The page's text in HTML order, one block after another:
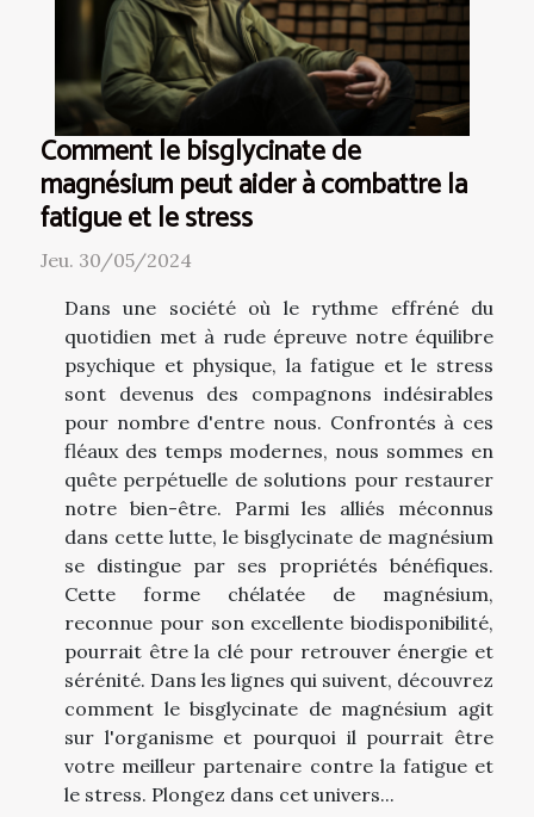
Comment le bisglycinate de
magnésium peut aider à combattre la
fatigue et le stress
Jeu. 30/05/2024
Dans une société où le rythme effréné du
quotidien met à rude épreuve notre équilibre
psychique et physique, la fatigue et le stress
sont devenus des compagnons indésirables
pour nombre d'entre nous. Confrontés à ces
fléaux des temps modernes, nous sommes en
quête perpétuelle de solutions pour restaurer
notre bien-être. Parmi les alliés méconnus
dans cette lutte, le bisglycinate de magnésium
se distingue par ses propriétés bénéfiques.
Cette forme chélatée de magnésium,
reconnue pour son excellente biodisponibilité,
pourrait être la clé pour retrouver énergie et
sérénité. Dans les lignes qui suivent, découvrez
comment le bisglycinate de magnésium agit
sur l'organisme et pourquoi il pourrait être
votre meilleur partenaire contre la fatigue et
le stress. Plongez dans cet univers...